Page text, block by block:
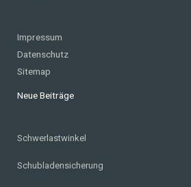
Impressum
Datenschutz
Sitemap
Neue Beiträge
Schwerlastwinkel
Schubladensicherung